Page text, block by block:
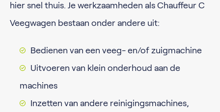
hier snel thuis. Je werkzaamheden als Chauffeur C
Veegwagen bestaan onder andere uit:
Bedienen van een veeg- en/of zuigmachine
Uitvoeren van klein onderhoud aan de
machines
Inzetten van andere reinigingsmachines,